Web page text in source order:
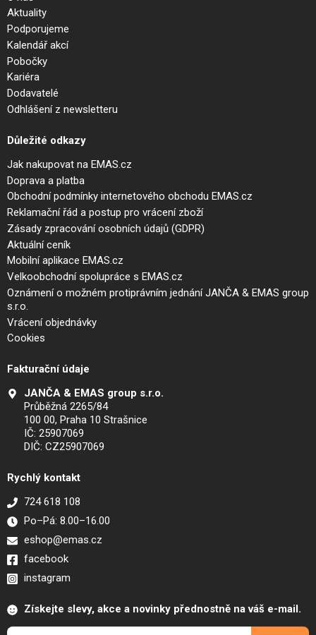
Aktuality
Podporujeme
Kalendář akcí
Pobočky
Kariéra
Dodavatelé
Odhlášení z newsletteru
Důležité odkazy
Jak nakupovat na EMAS.cz
Doprava a platba
Obchodní podmínky internetového obchodu EMAS.cz
Reklamační řád a postup pro vrácení zboží
Zásady zpracování osobních údajů (GDPR)
Aktuální ceník
Mobilní aplikace EMAS.cz
Velkoobchodní spolupráce s EMAS.cz
Oznámení o možném protiprávním jednání JANČA & EMAS group
s.r.o.
Vrácení objednávky
Cookies
Fakturační údaje
JANČA & EMAS group s.r.o.
Průběžná 2265/84
100 00, Praha 10 Strašnice
IČ: 25907069
DIČ: CZ25907069
Rychlý kontakt
724 618 108
Po–Pá: 8.00–16.00
eshop@emas.cz
facebook
instagram
Získejte slevy, akce a novinky přednostně na váš e-mail.